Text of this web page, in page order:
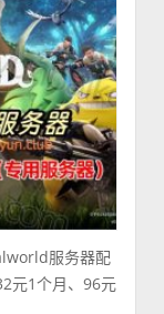
服务器配
元1个月、96元